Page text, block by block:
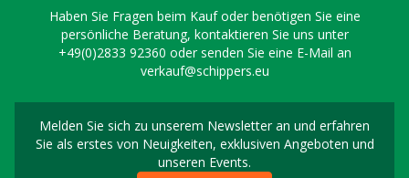
Haben Sie Fragen beim Kauf oder benötigen Sie eine
persönliche Beratung, kontaktieren Sie uns unter
+49(0)2833 92360 oder senden Sie eine E-Mail an
verkauf@schippers.eu
Melden Sie sich zu unserem Newsletter an und erfahren
Sie als erstes von Neuigkeiten, exklusiven Angeboten und
unseren Events.
Melden Sie sich für